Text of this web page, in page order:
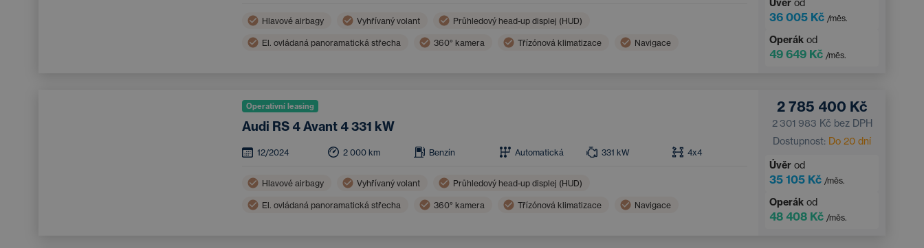
Hlavové airbagy Vyhřívaný volant Průhledový head-up displej (HUD)
El. ovládaná panoramatická střecha 360° kamera Třízónová klimatizace Navigace
Úvěr od
36 005 Kč /měs.
Operák od
49 649 Kč /měs.
Operativní leasing
Audi RS 4 Avant 4 331 kW
12/2024 2 000 km Benzín Automatická 331 kW 4x4
Hlavové airbagy Vyhřívaný volant Průhledový head-up displej (HUD)
El. ovládaná panoramatická střecha 360° kamera Třízónová klimatizace Navigace
2 785 400 Kč
2 301 983 Kč bez DPH
Dostupnost: Do 20 dní
Úvěr od
35 105 Kč /měs.
Operák od
48 408 Kč /měs.